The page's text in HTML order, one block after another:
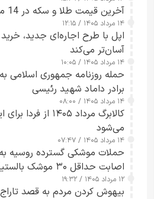
آخرین قیمت طلا و سکه در 14 مرداد+ جدول
۱۴ مرداد ۱۴۰۵ / ۱۲:۱۵
اپل با طرح اجاره‌ای جدید، خرید
آسان‌تر می‌کند
۱۴ مرداد ۱۴۰۵ / ۱۰:۰۵
حمله روزنامه جمهوری اسلامی
برادر داماد شهید رئیسی
۱۴ مرداد ۱۴۰۵ / ۰۸:۰۰
کالابرگ مرداد
می‌شود
۱۴ مرداد ۱۴۰۵ / ۰۷:۴۷
حملات موشکی گسترده روسیه
اصابت حداقل ۳۰ موشک بالستیک+ ویدیو
۱۲ مرداد ۱۴۰۵ / ۱۹:۳۲
بیهوش کردن مردم به قصد